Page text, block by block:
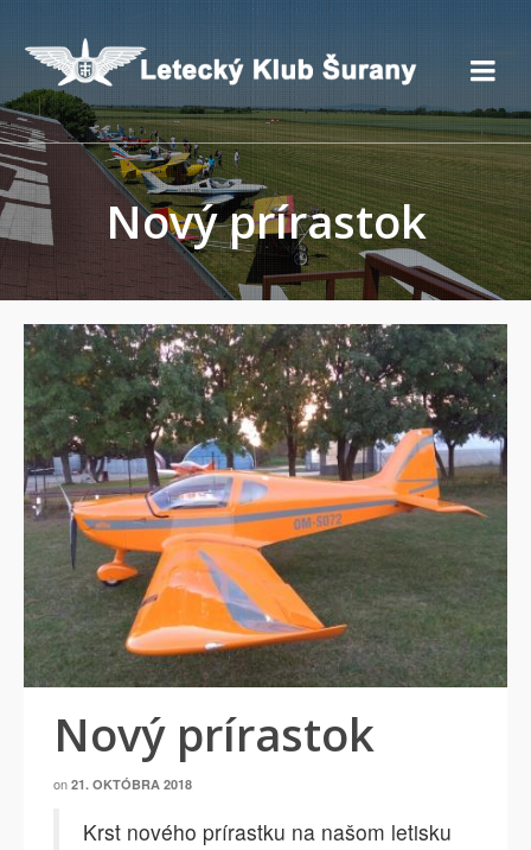
Nový prírastok
Nový prírastok
on 21. OKTÓBRA 2018
Krst nového prírastku na našom letisku